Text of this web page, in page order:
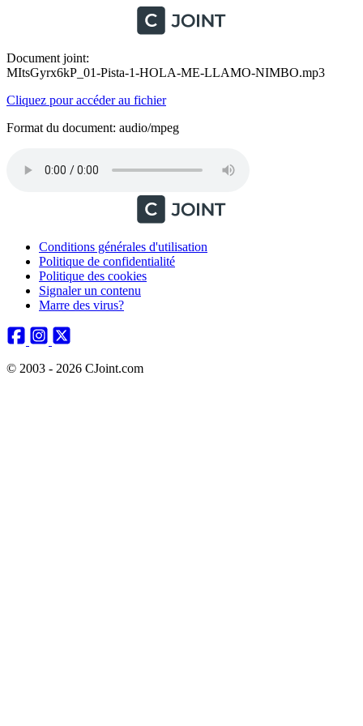
Document joint:
MItsGyrx6kP_01-Pista-1-HOLA-ME-LLAMO-NIMBO.mp3
Cliquez pour accéder au fichier
Format du document: audio/mpeg
Conditions générales d'utilisation
Politique de confidentialité
Politique des cookies
Signaler un contenu
Marre des virus?
© 2003 - 2026 CJoint.com